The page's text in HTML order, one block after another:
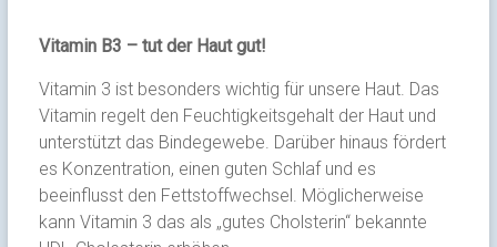
Vitamin B3 – tut der Haut gut!
Vitamin 3 ist besonders wichtig für unsere Haut. Das
Vitamin regelt den Feuchtigkeitsgehalt der Haut und
unterstützt das Bindegewebe. Darüber hinaus fördert
es Konzentration, einen guten Schlaf und es
beeinflusst den Fettstoffwechsel. Möglicherweise
kann Vitamin 3 das als „gutes Cholsterin“ bekannte